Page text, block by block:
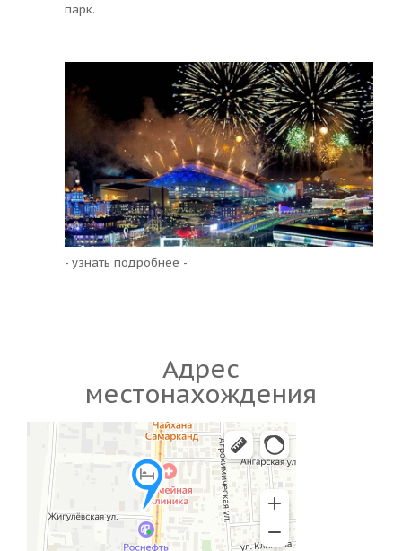
парк.
- узнать подробнее -
Адрес
местонахождения